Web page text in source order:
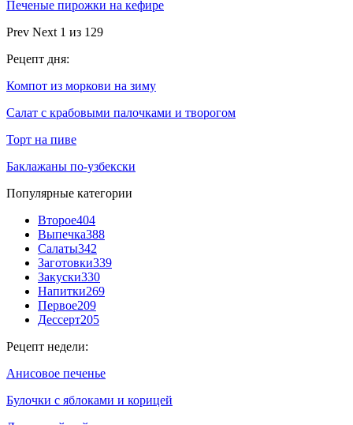
Печеные пирожки на кефире
Prev Next 1 из 129
Рецепт дня:
Компот из моркови на зиму
Салат с крабовыми палочками и творогом
Торт на пиве
Баклажаны по-узбекски
Популярные категории
Второе404
Выпечка388
Салаты342
Заготовки339
Закуски330
Напитки269
Первое209
Дессерт205
Рецепт недели:
Анисовое печенье
Булочки с яблоками и корицей